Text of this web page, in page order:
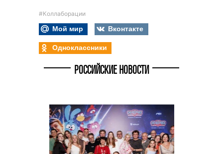
#Коллаборации
Мой мир
Вконтакте
Одноклассники
РОССИЙСКИЕ НОВОСТИ